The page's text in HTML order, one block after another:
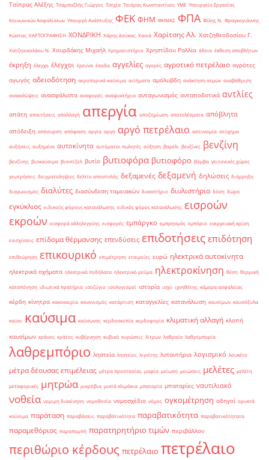
Τσίπρας Αλέξης Τσαμπαζλής Γιώργος Τσεχία Τσιάρας Κωνσταντίνος ΥΜΕ Υπουργείο Εργασίας
Κοινωνικών Ασφαλίσεων Υπουργό Ανάπτυξης ΦΕΚ ΦΗΜ ΦΗΜΑΣ ΦΠΑ Φίλης Ν. Φραγκογιάννης
Κώστας ΧΑΡΤΟΓΡΑΦΗΣΗ ΧΟΝΔΡΙΚΗ Χάρης Δούκας Χανιά Χαρίτσης Αλ. Χατζηθεοδοσίου Γ.
Χατζηνικολάου Ν. Χουρδάκης Μιχαήλ Χρηματιστήριο Χρηστίδου Ραλλία άδεια έκθεση αποβλήτων
έκρηξη έλεγχο έλεγχοι έρευνα έσοδα αγγελίες αγορές αγροτικό πετρέλαιο αγρότες
αγωγός αδειοδότηση αεροπορικά καύσιμα αιτήματα αμόλυβδη ανάκτηση ατμών αναβάθμιση
ανακαλύψεις ανασφάλιστα αναφορές αναψυκτήρια ανταγωνισμός ανταποδοτικά αντλίες
απάτη απαιτήσεις απαλλαγή απεργία αποζημίωση αποτελέσματα απόβλητα
απόδειξη απόσυρση απόφαση αργία αργό αργό πετρέλαιο αστυνομία ατύχημα
αυξήσεις αυξημένα αυτοκίνητα αυτόματοι πωλητές αύξηση βαρέλι βενζίνες βενζίνη
βενζίνης βιοκαύσιμα βιοντίζελ βυτίο βυτιοφόρα βυτιοφόρο βόμβα γειτονικές χώρες
γεωτρήσεις δειγματοληψίες δελτίο αποστολής δεξαμενές δεξαμενή δηλώσεις διάρρηξη
διαγωνισμός διαλύτες διασύνδεση ταμειακών δικαστήριο διυλιστήρια δόση δώρα
εγκύκλιος ειδικούς φόρους κατανάλωσης ειδικός φόρος κατανάλωσης εισροών
εκροών εισφορά αλληλεγγύης εισφορές εμπάργκο εμπρησμός εμπόριο ενεργειακή κρίση
ενισχύσεις επίδομα θέρμανσης επενδύσεις επιδοτήσεις επιδότηση
επιθεώρηση επικουρικό επιμέτρηση εταιρείες ευρώ ηλεκτρικά αυτοκίνητα
ηλεκτρικά οχήματα ηλεκτρικά ποδήλατα ηλεκτρικό ρεύμα ηλεκτροκίνηση θέση θερμική
καταπόνηση ιδιωτικά πρατήρια ισοζύγιο ισολογισμοί ιστορία ισχύ ιχνηθέτης κάμερα ασφαλείας
κέρδη κίνητρα κακοκαιρία κανονισμός κατάρτιση καταγγελίες κατανάλωση καυσίμων καυσόξυλα
καύσι καύσιμα καύσωνας κερδοσκοπία κερδοφορία κλιματική αλλαγή κλοπή
καυσίμων κράνος κράτος κυβέρνηση κυβικά κυρώσεις λίτρων λαθραία λαθρεμπορία
λαθρεμπόριο ληστεία ληστείες λιγνίτης λιπαντήρια λογισμικό λουκέτο
μέτρα δέουσας επιμέλειας μέτρα προστασίας μαφία μείωση μειώσεις μελέτες μελέτη
μεταφορικές μητρώα μικρόβια μικτά κλιμάκια μπαταρία μπαταρίες ναυτιλιακό
νοθεία νομιμη διακίνηση νομοθεσία νομοσχέδιο νόμος ογκομέτρηση οδηγοί ορυκτά
καύσιμα παράταση παραβάσεις παραβάτικότητα παραβατικότητα παραβατικότητατα
παραμεθόριος παραπομπή παρατηρητήριο τιμών περιβάλλον
περιθώριο κέρδους πετρέλαιο πετρέλαιο